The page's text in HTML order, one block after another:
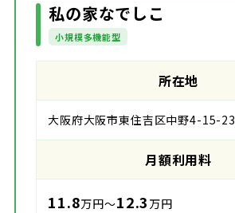
私の家なでしこ
小規模多機能型
所在地
大阪府大阪市東住吉区中野4-15-23
月額利用料
11.8万円～12.3 万円